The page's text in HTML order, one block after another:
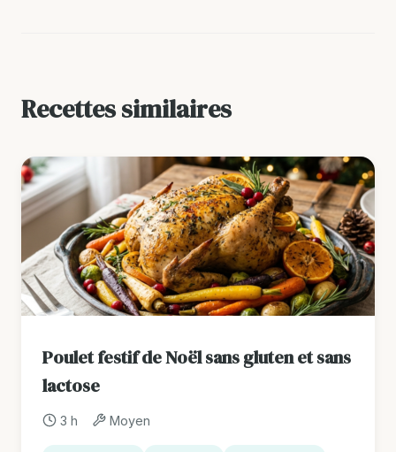
Recettes similaires
Poulet festif de Noël sans gluten et sans
lactose
3 h Moyen